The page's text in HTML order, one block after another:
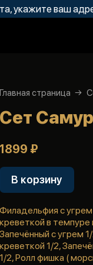
укажите ваш
Главная страница
Сет
1899 ₽
В корзину
Филадельфия с
креветкой в
Запечённый с угрем
креветкой 1/2,
1/2, Ролл фишка (